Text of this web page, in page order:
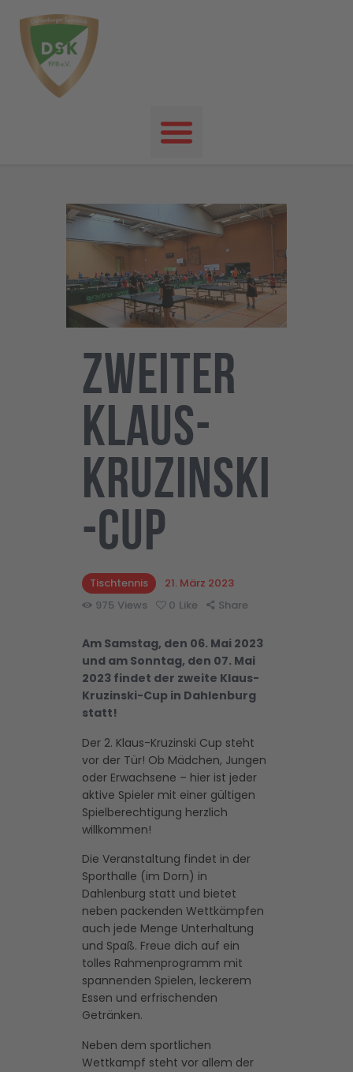
Unser Verein
Unser Sport
Kontakt
Impressum
Datenschutz
Zweiter
Klaus-
Kruzinski
-Cup
Tischtennis
21. März 2023
975 Views 0 Like Share
Am Samstag, den 06. Mai 2023
und am Sonntag, den 07. Mai
2023 findet der zweite Klaus-
Kruzinski-Cup in Dahlenburg
statt!
Der 2. Klaus-Kruzinski Cup steht
vor der Tür! Ob Mädchen, Jungen
oder Erwachsene – hier ist jeder
aktive Spieler mit einer gültigen
Spielberechtigung herzlich
willkommen!
Die Veranstaltung findet in der
Sporthalle (im Dorn) in
Dahlenburg statt und bietet
neben packenden Wettkämpfen
auch jede Menge Unterhaltung
und Spaß. Freue dich auf ein
tolles Rahmenprogramm mit
spannenden Spielen, leckerem
Essen und erfrischenden
Getränken.
Neben dem sportlichen
Wettkampf steht vor allem der